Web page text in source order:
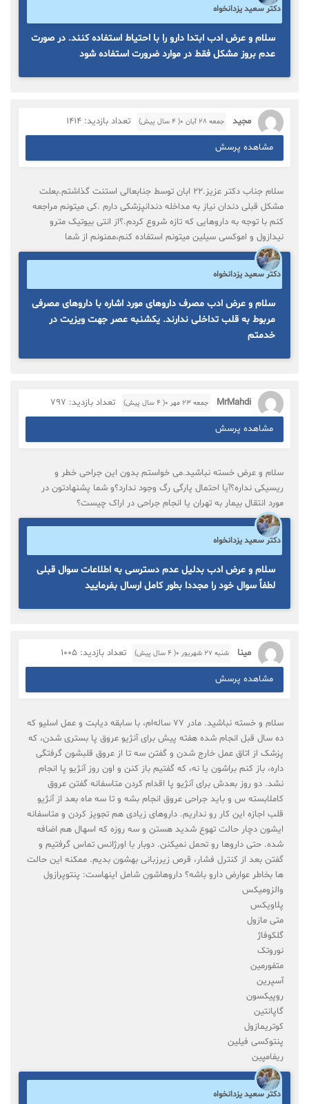
دکتر سعید یزدانخواه
سلام و عرض ادب ابتدا دارو را با احتیاط استفاده کنند. در صورت
عدم بروز مشکل فقط در موارد ضرورت استفاده شود
مجید جمعه ۲۸ آبان ۰( 4 سال پیش) تعداد بازدید: 1414
مشاهده پرسش
سلام جناب دکتر عزیز.۲۲ ابان توسط جنابعالی استنت گذاشتم.بعلت
مشکل قبلی دندان نیاز به مداخله دندانپزشکی دارم .کی میتونم مراجعه
کنم با توجه به داروهایی که تازه شروع کردم.؟از انتی بیوتیک مترو
نیدازول و اموکسی سیلین میتونم استفاده کنم،ممنونم از شما
دکتر سعید یزدانخواه
سلام و عرض ادب مصرف داروهای مورد اشاره با داروهای مصرفی
مربوط به قلب تداخلی ندارند. یکشنبه عصر جهت ویزیت در
خدمتم
MrMahdi جمعه ۲۳ مهر ۰( 4 سال پیش) تعداد بازدید: 797
مشاهده پرسش
سلام و عرض خسته نباشید.می خواستم بدون این جراحی خطر و
ریسیکی نداره؟آیا احتمال پارگی رگ وجود ندارد؟و شما پشنهادتون در
مورد انتقال بیمار به تهران یا انجام جراحی در اراک چیست؟
دکتر سعید یزدانخواه
سلام و عرض ادب بدلیل عدم دسترسی به اطلاعات سوال قبلی
لطفاً سوال خود را مجددا بطور کامل ارسال بفرمایید
مینا شنبه ۲۷ شهریور ۰( 4 سال پیش) تعداد بازدید: 1005
مشاهده پرسش
سلام و خسته نباشید. مادر ۷۷ ساله‌ام، با سابقه‌‌ دیابت و عمل اسلیو که
ده سال قبل انجام شده هفته پیش برای آنژیو عروق پا بستری شدن، که
پزشک از اتاق عمل خارج شدن و گفتن سه تا از عروق قلبشون گرفتگی
داره، باز کنم براشون یا نه، که گفتیم باز کنن و اون روز آنژیو پا انجام
نشد. دو روز بعدش برای آنژیو پا اقدام کردن متاسفانه گفتن عروق
کاملابسته س و باید جراحی عروق انجام بشه و تا سه ماه بعد از آنژیو
قلب اجازه این کار رو نداریم. داروهای زیادی هم تجویز کردن و متاسفانه
ایشون دچار حالت تهوع شدید هستن و سه روزه که اسهال هم اضافه
شده. حتی داروها رو تحمل نمیکنن. دوبار با اورژانس تماس گرفتیم و
گفتن بعد از کنترل فشار، قرص زیرزبانی بهشون بدیم. ممکنه این حالت
ها بخاطر عوارض دارو باشه؟ داروهاشون شامل اینهاست: پنتوپرازول
والزومیکس
پلاویکس
متی مازول
گلکوفاژ
نوروتک
متفورمین
آسپرین
روپیکسون
گاپانتین
کوتریمازول
پنتوکسی فیلین
ریفامپین
دکتر سعید یزدانخواه